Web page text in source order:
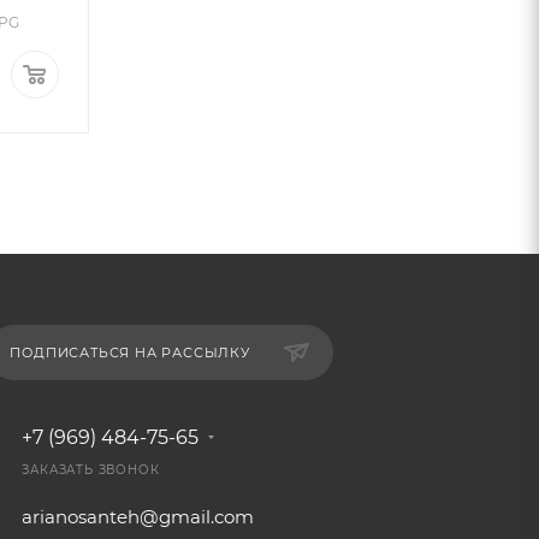
ПОДПИСАТЬСЯ НА РАССЫЛКУ
+7 (969) 484-75-65
ЗАКАЗАТЬ ЗВОНОК
arianosanteh@gmail.com